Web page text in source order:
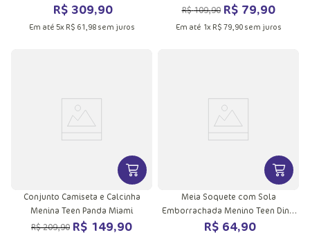
R$ 309,90
Em até 5x R$ 61,98sem juros
R$109,90 R$ 79,90
Em até 1x R$ 79,90sem juros
VER MAIS INFORMAÇÕES DO
Conjunto Camiseta e Calcinha
Menina Teen Panda Miami
R$209,90 R$ 149,90
VER
Meia Soquete com Sola
Emborrachada Menino Teen Dino
Astronauta
R$ 64,90